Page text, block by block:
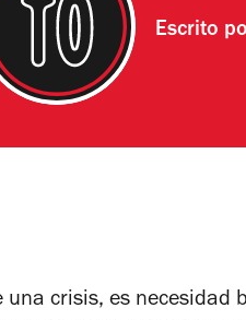
Escrito
una crisis, es necesidad